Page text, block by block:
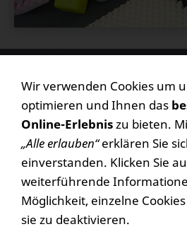
Rob.
Rohrbacher
Postfach
96271 Grub am
Telefon: +49 (0)
Telefax: +49 (0)
E-Mail:
Wir verwenden Cookies um
optimieren und Ihnen das
Online-Erlebniszu bieten.
„Alle erlauben“erklären Sie
einverstanden. Klicken Sie
weiterführende
Möglichkeit, einzelne
sie zu deaktivieren.